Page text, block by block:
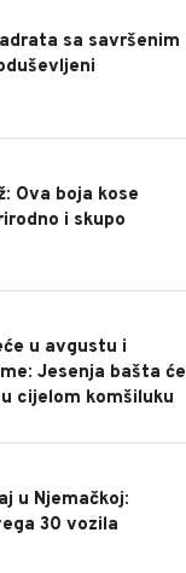
sa savršenim
Ova boja kose
i skupo
u avgustu i
Jesenja bašta će
cijelom komšiluku
u Njemačkoj:
30 vozila